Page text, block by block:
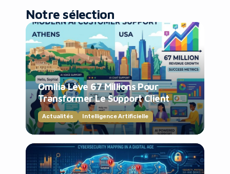
Notre sélection
Omilia Lève 67 Millions Pour
Transformer Le Support Client
Actualités Intelligence Artificielle